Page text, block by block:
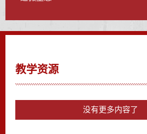
教学资源
没有更多内容了